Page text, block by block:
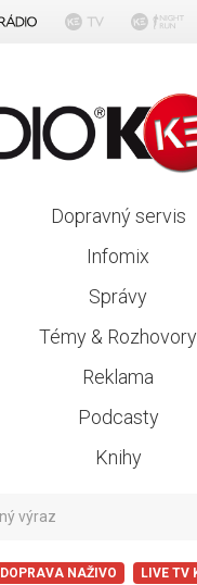
Dopravný servis
Infomix
Správy
Témy & Rozhovory
Reklama
Podcasty
Knihy
DOPRAVA NAŽIVO LIVE TV